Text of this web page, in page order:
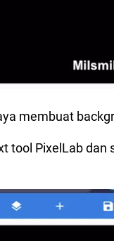
membuat
tool PixelLab dan